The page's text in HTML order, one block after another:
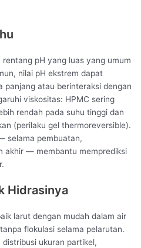
pH yang luas yang umum
nilai pH ekstrem dapat
panjang atau berinteraksi dengan
viskositas: HPMC sering
rendah pada suhu tinggi dan
(perilaku gel thermoreversible).
selama pembuatan,
akhir — membantu memprediksi
Hidrasinya
larut dengan mudah dalam air
flokulasi selama pelarutan.
ukuran partikel,